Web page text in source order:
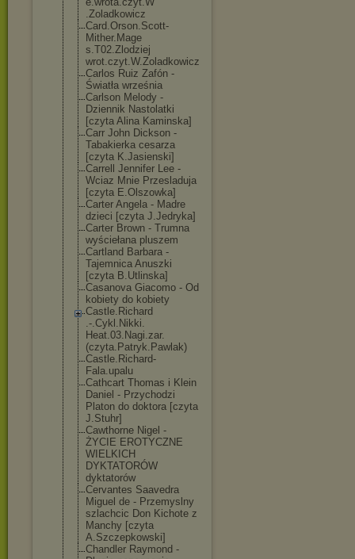
.Zoladkowicz
Card.Orson.Scott-
Mither.Mage
s.T02.Zlodziej
wrot.czyt.W.Zo ladkowicz
Carlos Ruiz Zafón -
Światła września
Carlson Melody -
Dziennik Nastolatki
[czyta Alina Kaminska]
Carr John Dickson -
Tabakierka cesarza
[czyta K.Jasienski]
Carrell Jennifer Lee -
Wciaz Mnie Przesladuja
[czyta E.Olszowka]
Carter Angela - Madre
dzieci [czyta J.Jedryka]
Carter Brown - Trumna
wyściełana pluszem
Cartland Barbara -
Tajemnica Anuszki
[czyta B.Utlinska]
Casanova Giacomo - Od
kobiety do kobiety
Castle.Richard
.-.Cykl.Nikki.
Heat.03.Nagi.zar.
(czyta.Patryk.Pawlak)
Castle.Richard-
Fala.upalu
Cathcart Thomas i Klein
Daniel - Przychodzi
Platon do doktora [czyta
J.Stuhr]
Cawthorne Nigel -
ŻYCIE EROTYCZNE
WIELKICH
DYKTATORÓW
dyktatorów
Cervantes Saavedra
Miguel de - Przemyslny
szlachcic Don Kichote z
Manchy [czyta
A.Szczepkowski]
Chandler Raymond -